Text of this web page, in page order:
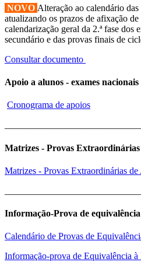
NOVO Alteração ao calendário
atualizando os prazos de afixação de
calendarização geral da 2.ª fase dos
secundário e das provas finais de
Consultar documento
Apoio a alunos - exames nacionais
Cronograma de apoios
Matrizes - Provas Extraordinárias
Matrizes - Provas Extraordinárias de
Informação-Prova de
Calendário de Provas de
Informação-prova de Equivalência à